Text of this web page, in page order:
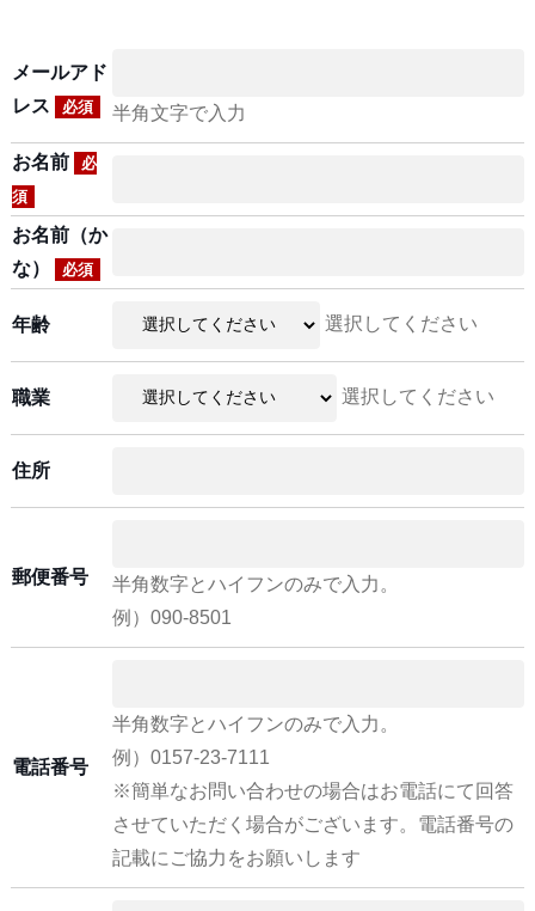
メールアド
レス
必須 半角文字で入力
お名前
必
須
お名前（か
な）
必須
年齢 選択してください
職業 選択してください
住所
郵便番号
半角数字とハイフンのみで入力。
例）090-8501
電話番号
半角数字とハイフンのみで入力。
例）0157-23-7111
※簡単なお問い合わせの場合はお電話にて回答
させていただく場合がございます。電話番号の
記載にご協力をお願いします